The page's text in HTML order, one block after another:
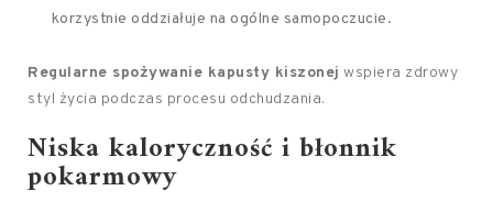
korzystnie oddziałuje na ogólne samopoczucie.
Regularne spożywanie kapusty kiszonej wspiera zdrowy
styl życia podczas procesu odchudzania.
Niska kaloryczność i błonnik
pokarmowy